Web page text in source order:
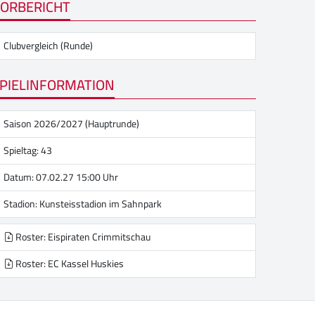
Clubvergleich (Runde)
Saison 2026/2027 (Hauptrunde)
Spieltag: 43
Datum: 07.02.27 15:00 Uhr
Stadion:Kunsteisstadion im Sahnpark
Roster: Eispiraten Crimmitschau
Roster: EC Kassel Huskies